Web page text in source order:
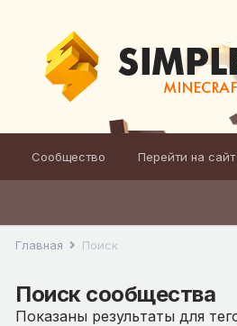
Сообщество Перейти на сайт
Главная Поиск
Поиск сообщества
Показаны результаты для